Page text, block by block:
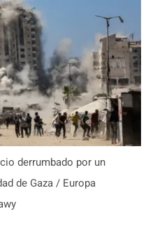
derrumbado por un
de Gaza / Europa